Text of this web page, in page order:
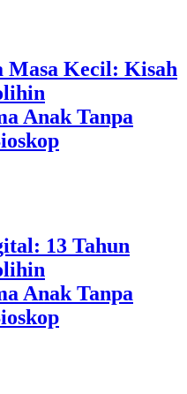
Masa Kecil: Kisah
Anak Tanpa
13 Tahun
Anak Tanpa